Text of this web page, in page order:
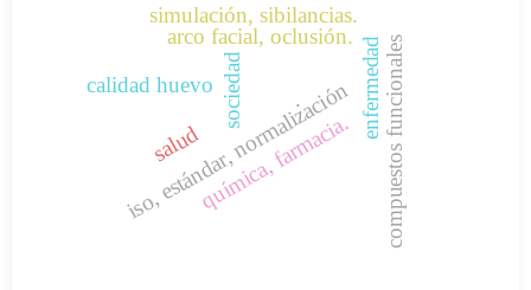
iso, estándar, normalización
salud
enfermedad
sociedad
arco facial, oclusión.
química, farmacia.
.
calidad huevo compuestos funcionales
simulación, sibilancias.